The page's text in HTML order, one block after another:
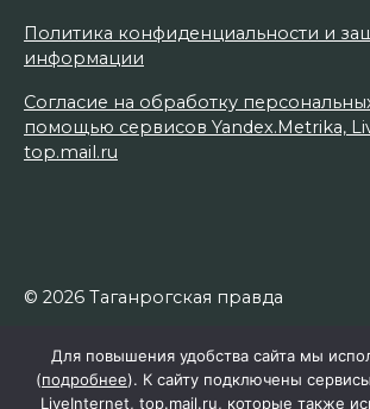
Политика конфиденциальности и
информации
Согласие на обработку
помощью сервисов Yandex.Metrika,
top.mail.ru
© 2026 Таганрогская правда
Для повышения удобства сайта мы
(подробнее). К сайту подключены
LiveInternet, top.mail.ru, которые также